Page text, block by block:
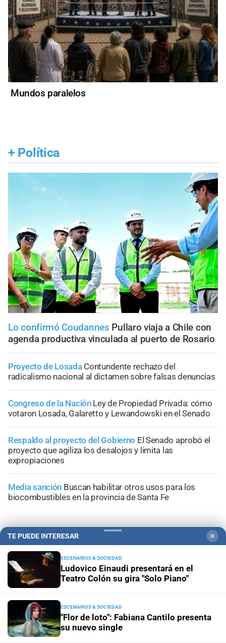
Mundos paralelos
+ Política
Lo confirmó Coudannes Pullaro viaja a Chile con
agenda productiva vinculada al puerto de Rosario
Proyecto de Losada Contundente rechazo del
radicalismo nacional al dictamen sobre falsas denuncias
Congreso de la Nación Ley de Propiedad Privada: cómo
votaron Losada, Galaretto y Lewandowski en el Senado
Respaldo al proyecto del Gobierno El Senado aprobó el
proyecto que agiliza los desalojos y limita las
expropiaciones
Media sanción Buscan habilitar otros usos para los
biocombustibles en la provincia de Santa Fe
+Área Metropolitana
TE PUEDE INTERESAR ✕
ESCENARIOS & SOCIEDAD
Ludovico Einaudi presentará en el
Teatro Colón su gira "Solo Piano"
ESCENARIOS & SOCIEDAD
"Flor de loto": Fabiana Cantilo presenta
su nuevo single